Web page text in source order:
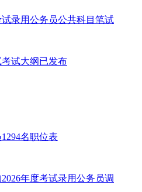
录用公务员公共科目笔试
试大纲已发布
名职位表
年度考试录用公务员调